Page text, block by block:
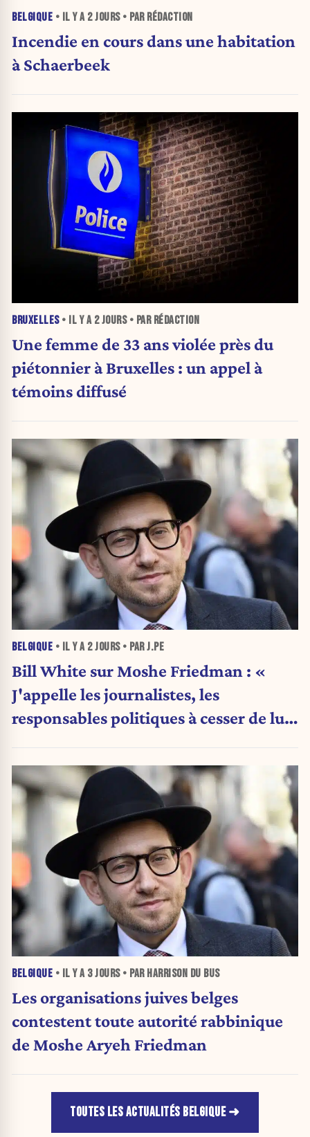
BELGIQUE • IL Y A 2 JOURS• PAR RÉDACTION
Incendie en cours dans une habitation
à Schaerbeek
BRUXELLES• IL Y A 2 JOURS• PAR RÉDACTION
Une femme de 33 ans violée près du
piétonnier à Bruxelles : un appel à
témoins diffusé
BELGIQUE • IL Y A 2 JOURS• PAR J.PE
Bill White sur Moshe Friedman : «
J'appelle les journalistes, les
responsables politiques à cesser de lui
BELGIQUE • IL Y A 3 JOURS• PAR HARRISON DU BUS
Les organisations juives belges
contestent toute autorité rabbinique
de Moshe Aryeh Friedman
TOUTES LES ACTUALITÉS BELGIQUE